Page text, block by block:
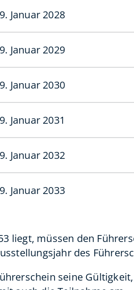
Januar 2028
Januar 2029
Januar 2030
Januar 2031
Januar 2032
Januar 2033
liegt, müssen den
des
seine